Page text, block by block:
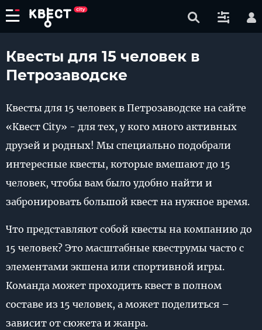
Квесты для 15 человек в
Петрозаводске
Квесты для 15 человек в Петрозаводске на сайте
«Квест City» - для тех, у кого много активных
друзей и родных! Мы специально подобрали
интересные квесты, которые вмешают до 15
человек, чтобы вам было удобно найти и
забронировать большой квест на нужное время.
Что представляют собой квесты на компанию до
15 человек? Это масштабные квеструмы часто с
элементами экшена или спортивной игры.
Команда может проходить квест в полном
составе из 15 человек, а может поделиться –
зависит от сюжета и жанра.